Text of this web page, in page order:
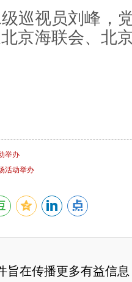
巡视员刘峰，
京海联会、北
举办
活动举办
旨在传播更多有益信